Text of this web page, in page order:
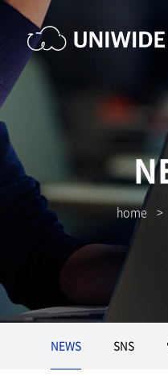
home >
NEWS SNS